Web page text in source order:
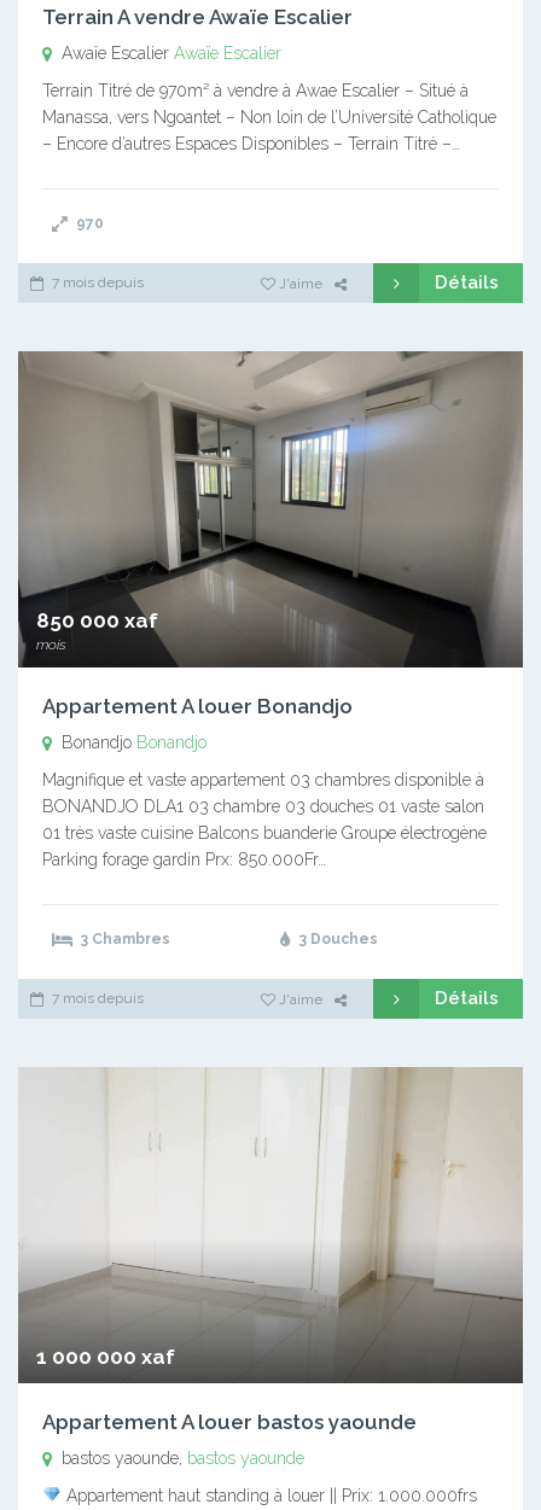
Terrain A vendre Awaïe Escalier
Awaïe Escalier Awaïe Escalier
Terrain Titré de 970m² à vendre à Awae Escalier – Situé à
Manassa, vers Ngoantet – Non loin de l’Université Catholique
– Encore d’autres Espaces Disponibles – Terrain Titré –…
970
7 mois depuis J'aime Détails
850 000 xaf
mois
Appartement A louer Bonandjo
Bonandjo Bonandjo
Magnifique et vaste appartement 03 chambres disponible à
BONANDJO DLA1 03 chambre 03 douches 01 vaste salon
01 très vaste cuisine Balcons buanderie Groupe électrogène
Parking forage gardin Prx: 850.000Fr…
3 Chambres 3 Douches
7 mois depuis J'aime Détails
1 000 000 xaf
Appartement A louer bastos yaounde
bastos yaounde, bastos yaounde
Appartement haut standing à louer || Prix: 1.000.000frs